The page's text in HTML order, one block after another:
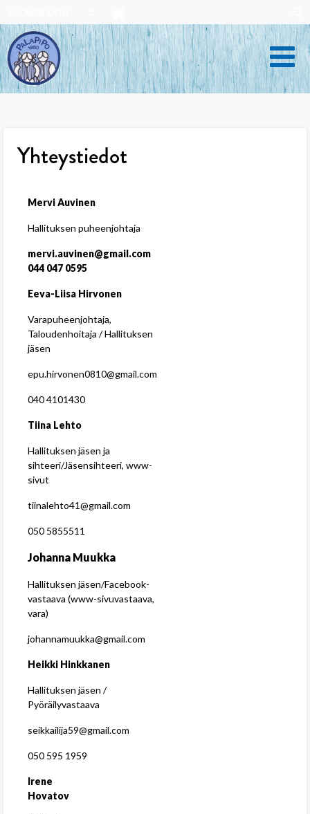
to
content
Yhteystiedot
Mervi Auvinen
Hallituksen puheenjohtaja
mervi.auvinen@gmail.com
044 047 0595
Eeva-Liisa Hirvonen
Varapuheenjohtaja,
Taloudenhoitaja / Hallituksen
jäsen
epu.hirvonen0810@gmail.com
040 4101430
Tiina Lehto
Hallituksen jäsen ja
sihteeri/Jäsensihteeri, www-
sivut
tiinalehto41@gmail.com
050 5855511
Johanna Muukka
Hallituksen jäsen/Facebook-
vastaava (www-sivuvastaava,
vara)
johannamuukka@gmail.com
Heikki Hinkkanen
Hallituksen jäsen /
Pyöräilyvastaava
seikkailija59@gmail.com
050 595 1959
Irene
Hovatov